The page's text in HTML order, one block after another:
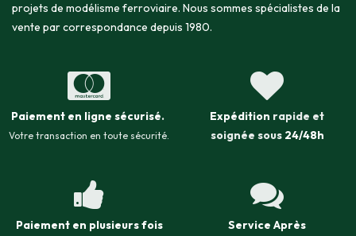
projets de modélisme ferroviaire. Nous sommes spécialistes de la
vente par correspondance depuis 1980.
Paiement en ligne sécurisé.
Votre transaction en toute sécurité.
Expédition rapide et
soignée sous 24/48h
Paiement en plusieurs fois
Service Après